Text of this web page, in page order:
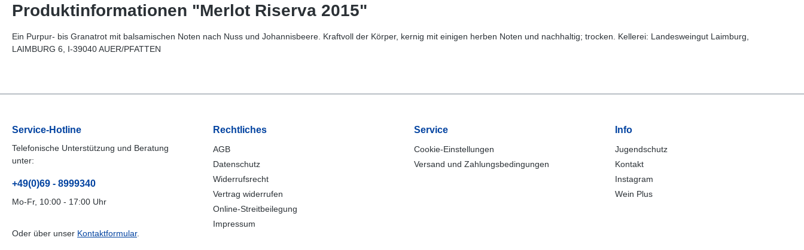
Produktinformationen "Merlot Riserva 2015"
Ein Purpur- bis Granatrot mit balsamischen Noten nach Nuss und Johannisbeere. Kraftvoll der Körper, kernig mit einigen herben Noten und nachhaltig; trocken. Kellerei: Landesweingut Laimburg,
LAIMBURG 6, I-39040 AUER/PFATTEN
Service-Hotline
Telefonische Unterstützung und Beratung
unter:
+49(0)69 - 8999340
Mo-Fr, 10:00 - 17:00 Uhr
Oder über unser Kontaktformular.
Rechtliches
AGB
Datenschutz
Widerrufsrecht
Vertrag widerrufen
Online-Streitbeilegung
Impressum
Service
Cookie-Einstellungen
Versand und Zahlungsbedingungen
Info
Jugendschutz
Kontakt
Instagram
Wein Plus